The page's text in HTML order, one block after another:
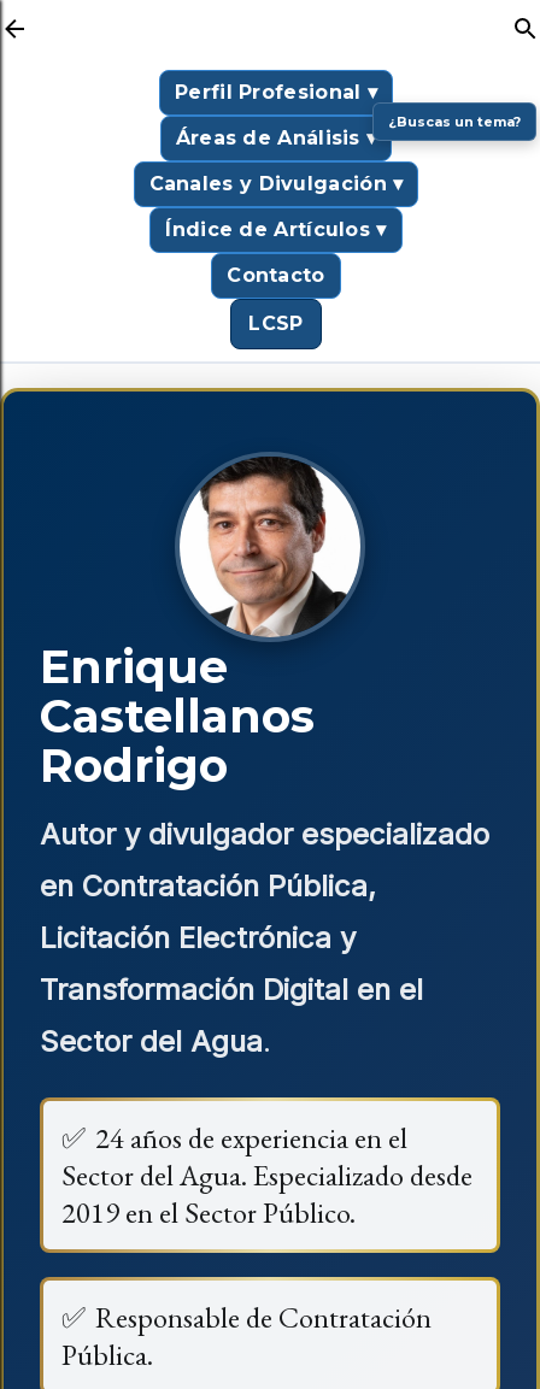
Perfil Profesional ▾
Áreas de Análisis ▾
Canales y Divulgación ▾
Índice de Artículos ▾
Contacto
LCSP
Enrique
Castellanos
Rodrigo
Autor y divulgador especializado
en Contratación Pública,
Licitación Electrónica y
Transformación Digital en el
Sector del Agua.
✅ 24 años de experiencia en el
Sector del Agua. Especializado desde
2019 en el Sector Público.
✅ Responsable de Contratación
Pública.
¿Buscas un tema?